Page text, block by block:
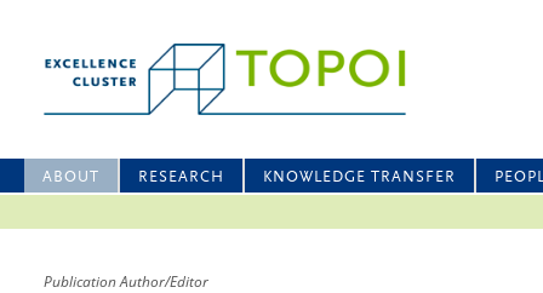
ABOUT RESEARCH KNOWLEDGE TRANSFER
Publication Author/Editor